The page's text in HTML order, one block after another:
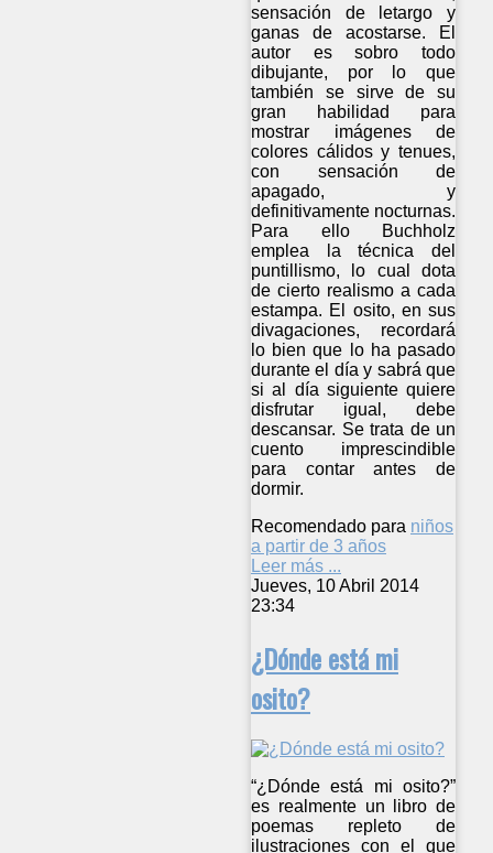
sensación de letargo y
ganas de acostarse. El
autor es sobro todo
dibujante, por lo que
también se sirve de su
gran habilidad para
mostrar imágenes de
colores cálidos y tenues,
con sensación de
apagado, y
definitivamente nocturnas.
Para ello Buchholz
emplea la técnica del
puntillismo, lo cual dota
de cierto realismo a cada
estampa. El osito, en sus
divagaciones, recordará
lo bien que lo ha pasado
durante el día y sabrá que
si al día siguiente quiere
disfrutar igual, debe
descansar. Se trata de un
cuento imprescindible
para contar antes de
dormir.
Recomendado para niños
a partir de 3 años
Leer más ...
Jueves, 10 Abril 2014
23:34
¿Dónde está mi
osito?
“¿Dónde está mi osito?”
es realmente un libro de
poemas repleto de
ilustraciones con el que